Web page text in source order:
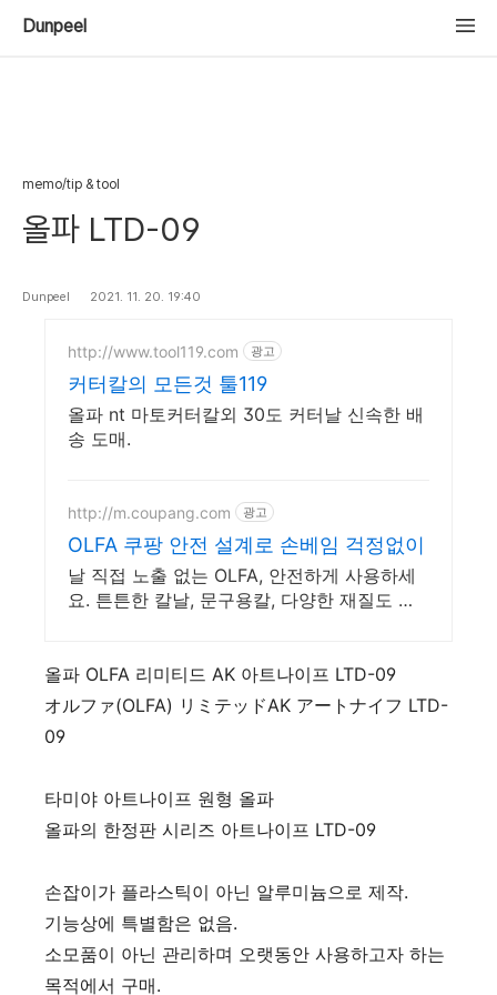
Dunpeel
memo/tip & tool
올파 LTD-09
Dunpeel 2021. 11. 20. 19:40
http://www.tool119.com 광고
커터칼의 모든것 툴119
올파 nt 마토커터칼외 30도 커터날 신속한 배
송 도매.
http://m.coupang.com 광고
OLFA 쿠팡 안전 설계로 손베임 걱정없이
날 직접 노출 없는 OLFA, 안전하게 사용하세
요. 튼튼한 칼날, 문구용칼, 다양한 재질도 손
올파 OLFA 리미티드 AK 아트나이프 LTD-09
オルファ(OLFA) リミテッドAK アートナイフ LTD-
09
타미야 아트나이프 원형 올파
올파의 한정판 시리즈 아트나이프 LTD-09
손잡이가 플라스틱이 아닌 알루미늄으로 제작.
기능상에 특별함은 없음.
소모품이 아닌 관리하며 오랫동안 사용하고자 하는
목적에서 구매.